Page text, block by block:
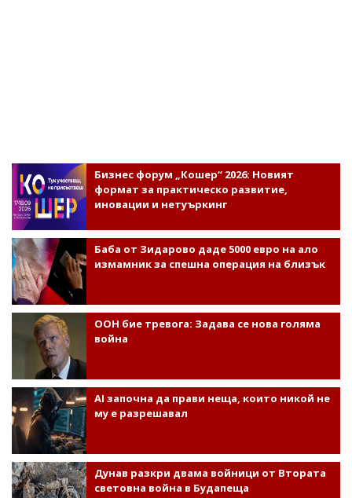
Бизнес форум „Кошер“ 2026: Новият
формат за практическо развитие,
иновации и нетуъркинг
Баба от Зидарово даде 5000 евро на ало
измамник за спешна операция на близък
ООН бие тревога: Задава се нова голяма
война
AI започна да прави неща, които никой не
му е разрешавал
Дунав разкри двама войници от Втората
световна война в Будапеща